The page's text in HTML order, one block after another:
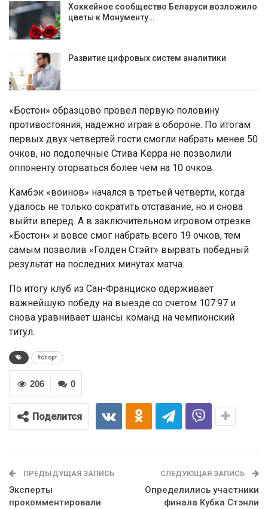
Хоккейное сообщество Беларуси возложило
цветы к Монументу…
Развитие цифровых систем аналитики
«Бостон» образцово провел первую половину
противостояния, надежно играя в обороне. По итогам
первых двух четвертей гости смогли набрать менее 50
очков, но подопечные Стива Керра не позволили
оппоненту оторваться более чем на 10 очков.
Камбэк «воинов» начался в третьей четверти, когда
удалось не только сократить отставание, но и снова
выйти вперед. А в заключительном игровом отрезке
«Бостон» и вовсе смог набрать всего 19 очков, тем
самым позволив «Голден Стэйт» вырвать победный
результат на последних минутах матча.
По итогу клуб из Сан-Франциско одерживает
важнейшую победу на выезде со счетом 107:97 и
снова уравнивает шансы команд на чемпионский
титул.
#спорт
0
206
Поделится
ПРЕДЫДУЩАЯ ЗАПИСЬ
Эксперты
прокомментировали
СЛЕДУЮЩАЯ ЗАПИСЬ
Определились участники
финала Кубка Стэнли